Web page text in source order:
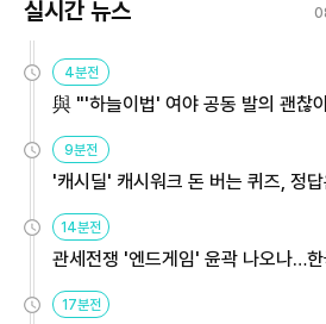
실시간 뉴스
4분전
與 "'하늘이법' 여야 공동 발의 괜찮
9분전
'캐시딜' 캐시워크 돈 버는 퀴즈, 정
14분전
관세전쟁 '엔드게임' 윤곽 나오나…
용해야
17분전